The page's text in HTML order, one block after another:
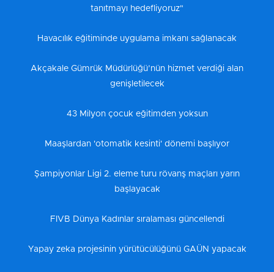
tanıtmayı hedefliyoruz"
Havacılık eğitiminde uygulama imkanı sağlanacak
Akçakale Gümrük Müdürlüğü’nün hizmet verdiği alan
genişletilecek
43 Milyon çocuk eğitimden yoksun
Maaşlardan 'otomatik kesinti' dönemi başlıyor
Şampiyonlar Ligi 2. eleme turu rövanş maçları yarın
başlayacak
FIVB Dünya Kadınlar sıralaması güncellendi
Yapay zeka projesinin yürütücülüğünü GAÜN yapacak